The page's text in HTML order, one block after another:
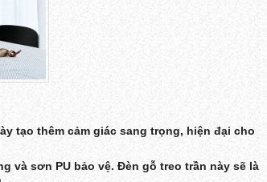
tạo thêm cảm giác sang trọng, hiện đại cho
và sơn PU bảo vệ. Đèn gỗ treo trần này sẽ là